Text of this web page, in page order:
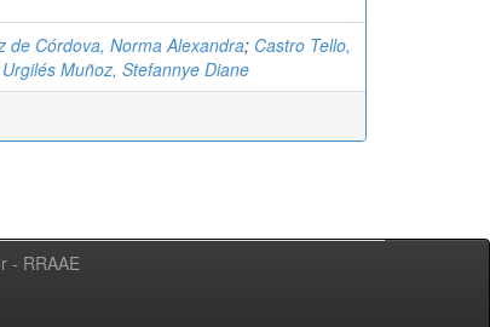
de Córdova, Norma Alexandra; Castro Tello,
Urgilés Muñoz, Stefannye Diane
- RRAAE